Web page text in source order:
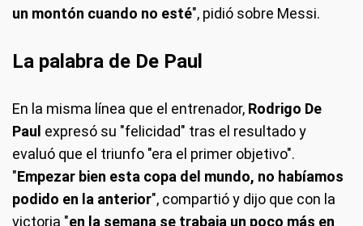
un montón cuando no esté", pidió sobre Messi.
La palabra de De Paul
En la misma línea que el entrenador, Rodrigo De
Paul expresó su "felicidad" tras el resultado y
evaluó que el triunfo "era el primer objetivo".
"Empezar bien esta copa del mundo, no habíamos
podido en la anterior", compartió y dijo que con la
victoria "en la semana se trabaja un poco más en